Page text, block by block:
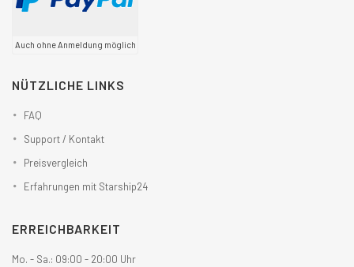
Auch ohne Anmeldung möglich
NÜTZLICHE LINKS
FAQ
Support / Kontakt
Preisvergleich
Erfahrungen mit Starship24
ERREICHBARKEIT
Mo. - Sa.: 09:00 - 20:00 Uhr